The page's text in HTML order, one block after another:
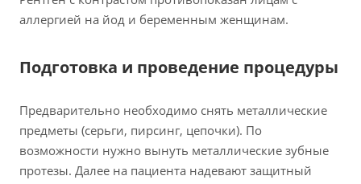
аллергией на йод и беременным женщинам.
Подготовка и проведение процедуры
Предварительно необходимо снять металлические
предметы (серьги, пирсинг, цепочки). По
возможности нужно вынуть металлические зубные
протезы. Далее на пациента надевают защитный